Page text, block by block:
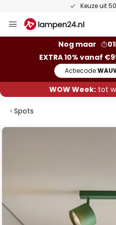
Keuze uit
naar
Nog maar
EXTRA 10% vanaf
Actiecode:
WOW Week:tot
Spots
Ga
afbeeldingen-
gallerij